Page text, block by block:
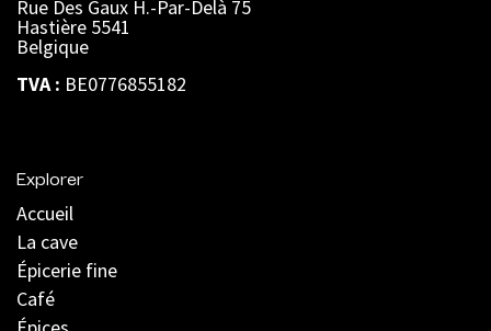
Rue Des Gaux H.-Par-Delà 75
Hastière 5541
Belgique
TVA : BE0776855182
Explorer
Accueil
La cave
Épicerie fine
Café